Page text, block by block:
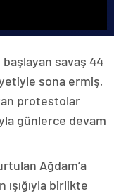
başlayan savaş 44
sona ermiş,
protestolar
günlerce devam
Ağdam’a
birlikte